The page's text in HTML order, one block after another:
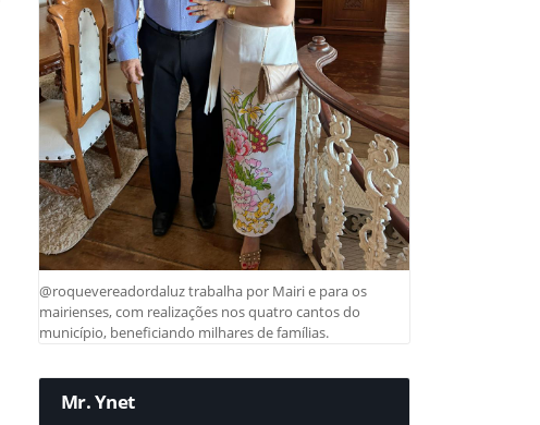
@roquevereadordaluz trabalha por Mairi e para os
mairienses, com realizações nos quatro cantos do
município, beneficiando milhares de famílias.
Mr. Ynet